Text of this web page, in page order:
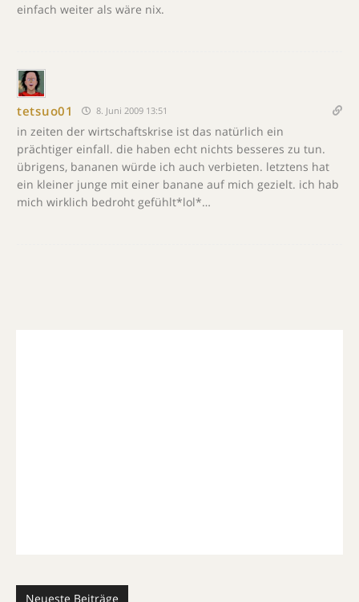
einfach weiter als wäre nix.
tetsuo01 8. Juni 2009 13:51
in zeiten der wirtschaftskrise ist das natürlich ein
prächtiger einfall. die haben echt nichts besseres zu tun.
übrigens, bananen würde ich auch verbieten. letztens hat
ein kleiner junge mit einer banane auf mich gezielt. ich hab
mich wirklich bedroht gefühlt*lol*…
Neueste Beiträge